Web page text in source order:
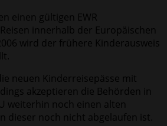
einen gültigen EWR
innerhalb der Europäischen
wird der frühere Kinderausweis
neuen Kinderreisepässe mit
akzeptieren die Behörden in
weiterhin noch einen alten
dieser noch nicht abgelaufen ist.